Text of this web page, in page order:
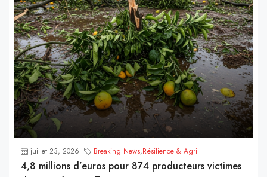
juillet 23, 2026 Breaking News,Résilience & Agri
4,8 millions d’euros pour 874 producteurs victimes